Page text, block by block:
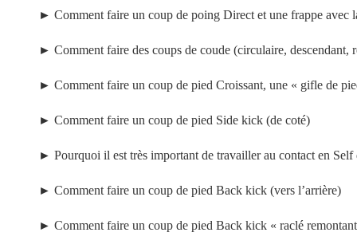
► Comment faire un coup de poing Direct et une frappe avec
► Comment faire des coups de coude (circulaire,
► Comment faire un coup de pied Croissant, une « gifle de
► Comment faire un coup de pied Side kick (de coté)
► Pourquoi il est très important de travailler au contact en Self
► Comment faire un coup de pied Back kick (vers l’arrière)
► Comment faire un coup de pied Back kick « raclé